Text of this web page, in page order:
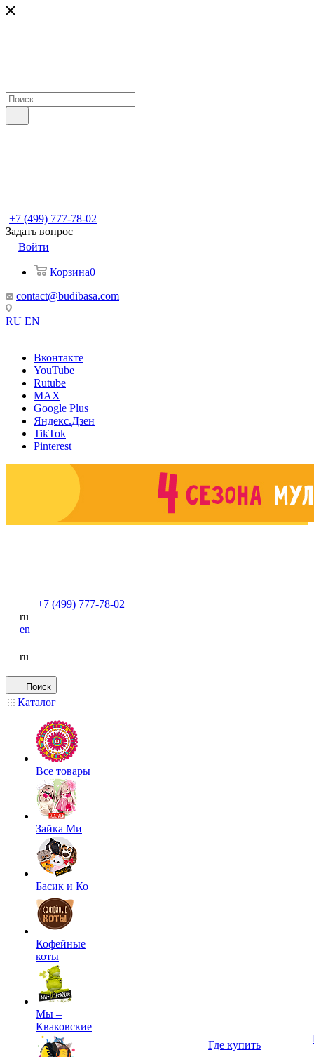
+7 (499) 777-78-02
Задать вопрос
Войти
Корзина0
contact@budibasa.com
RU EN
Вконтакте
YouTube
Rutube
MAX
Google Plus
Яндекс.Дзен
TikTok
Pinterest
+7 (499) 777-78-02
ru
en
ru
Поиск
Каталог
Все товары
Зайка Ми
Басик и Ко
Кофейные
коты
Мы –
Кваковские
Где купить